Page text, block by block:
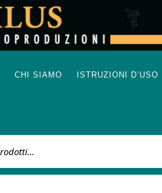
CHI SIAMO ISTRUZIONI D’USO